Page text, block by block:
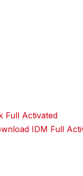
Full Activated
IDM Full